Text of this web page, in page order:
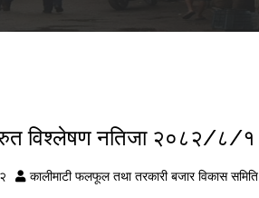
विश्लेषण नतिजा २०८२/८/१
कालीमाटी फलफूल तथा तरकारी बजार विकास समिति